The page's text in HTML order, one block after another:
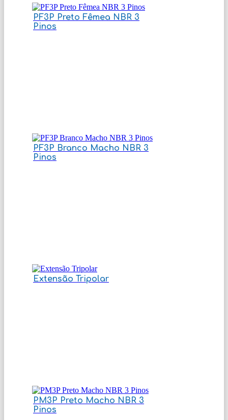
PF3P Preto Fêmea NBR 3
Pinos
PF3P Branco Macho NBR 3
Pinos
Extensão Tripolar
PM3P Preto Macho NBR 3
Pinos